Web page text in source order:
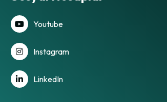
Youtube
Instagram
LinkedIn